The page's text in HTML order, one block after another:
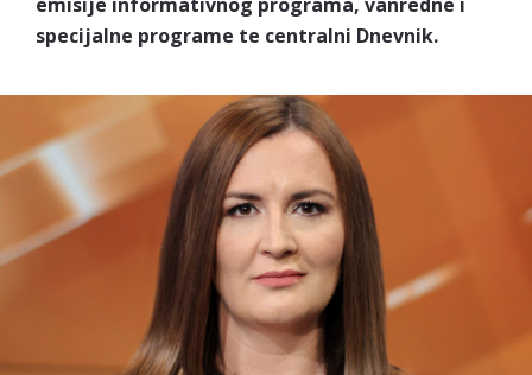
specijalne programe te centralni Dnevnik.